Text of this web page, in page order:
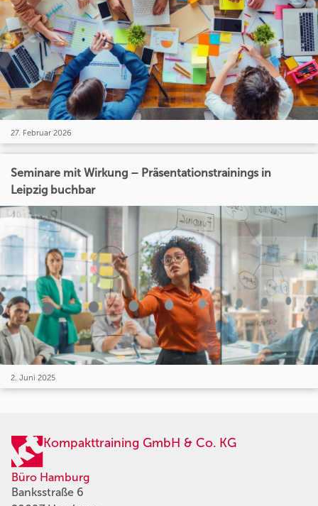
27. Februar 2026
Seminare mit Wirkung – Präsentationstrainings in
Leipzig buchbar
2. Juni 2025
Kompakttraining GmbH & Co. KG
Büro Hamburg
Banksstraße 6